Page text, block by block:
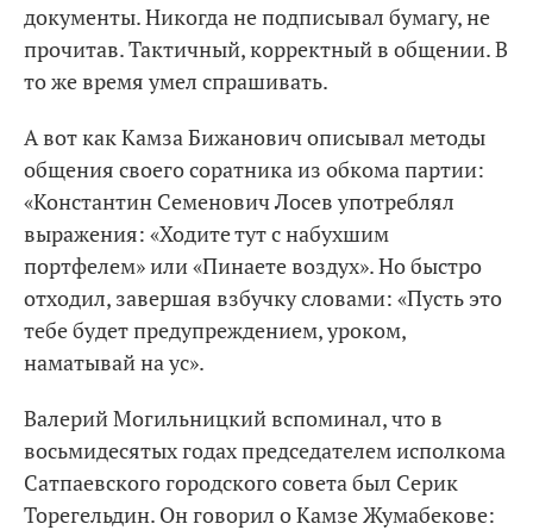
документы. Никогда не подписывал бумагу, не
прочитав. Тактичный, корректный в общении. В
то же время умел спрашивать.
А вот как Камза Бижанович описывал методы
общения своего соратника из обкома партии:
«Константин Семенович Лосев употреблял
выражения: «Ходите тут с набухшим
портфелем» или «Пинаете воздух». Но быстро
отходил, завершая взбучку словами: «Пусть это
тебе будет предупреждением, уроком,
наматывай на ус».
Валерий Могильницкий вспоминал, что в
восьмидесятых годах председателем исполкома
Сатпаевского городского совета был Серик
Торегельдин. Он говорил о Камзе Жумабекове: